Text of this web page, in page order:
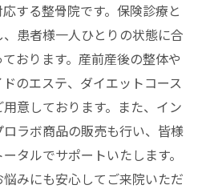
する整骨院です。保険診療と
患者様一人ひとりの状態に合
おります。産前産後の整体や
のエステ、ダイエットコース
意しております。また、イン
ラボ商品の販売も行い、皆様
タルでサポートいたします。
みにも安心してご来院いただ